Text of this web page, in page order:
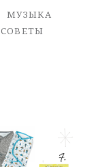
МУЗЫКА
СОВЕТЫ